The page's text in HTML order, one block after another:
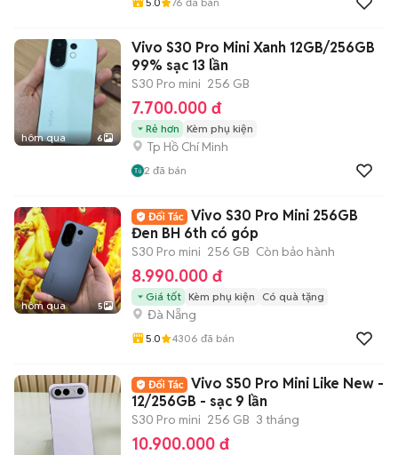
hôm qua 6
Vivo S30 Pro Mini Xanh 12GB/256GB
99% sạc 13 lần
S30 Pro mini 256 GB
7.700.000 đ
Rẻ hơn Kèm phụ kiện
Tp Hồ Chí Minh
2 đã bán
hôm qua 5
Vivo S30 Pro Mini 256GB
Đen BH 6th có góp
S30 Pro mini 256 GB Còn bảo hành
8.990.000 đ
Giá tốt Kèm phụ kiện Có quà tặng
Đà Nẵng
5.0 4306 đã bán
Vivo S50 Pro Mini Like New -
12/256GB - sạc 9 lần
S30 Pro mini 256 GB 3 tháng
10.900.000 đ